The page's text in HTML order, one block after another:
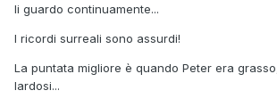
li guardo continuamente...
I ricordi surreali sono assurdi!
La puntata migliore è quando Peter era
lardosi...